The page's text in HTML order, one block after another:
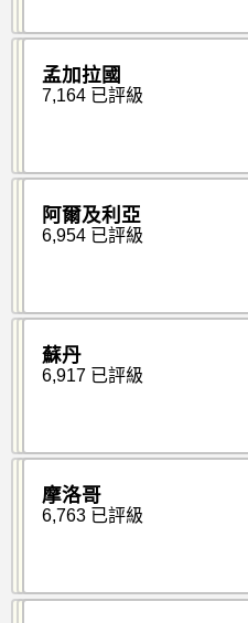
孟加拉國
7,164 已評級
阿爾及利亞
6,954 已評級
蘇丹
6,917 已評級
摩洛哥
6,763 已評級